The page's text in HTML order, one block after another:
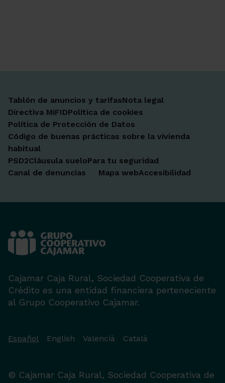
Tablón de anuncios y tarifasNota legal
Directiva MiFIDPolítica de cookies
Política de Protección de Datos
Código de buenas prácticas sobre la vivienda
habitual
PSD2Cláusula sueloPara tu seguridad
Canal de denuncias
Mapa webAccesibilidad
Cajamar Caja Rural, Sociedad Cooperativa de
Crédito es una entidad financiera perteneciente
al Grupo Cooperativo Cajamar.
Español English Valencià Català
© Cajamar Caja Rural, Sociedad Cooperativa de